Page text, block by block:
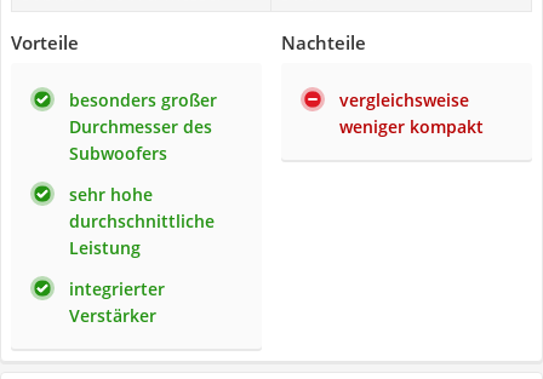
Vorteile
besonders großer
Durchmesser des
Subwoofers
sehr hohe
durchschnittliche
Leistung
integrierter
Verstärker
Nachteile
vergleichsweise
weniger kompakt